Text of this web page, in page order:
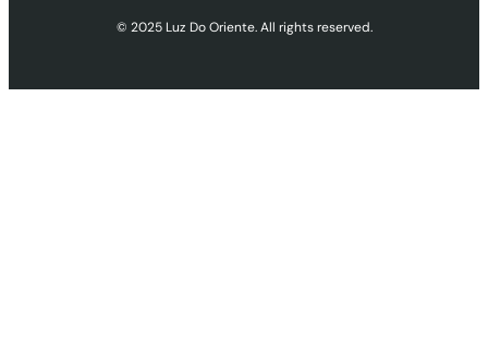
© 2025 Luz Do Oriente. All rights reserved.